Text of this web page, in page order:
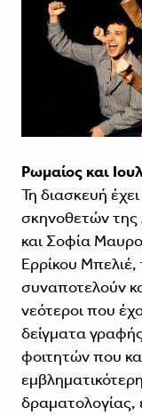
Ρωμαίος και
Τη διασκευή
σκηνοθετών
και Σοφία
Ερρίκου
συναποτελούν
νεότεροι που
δείγματα
φοιτητών που